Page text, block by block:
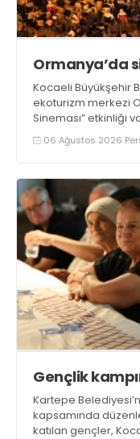
Ormanya’da
Kocaeli Büyükşehir
ekoturizm merkezi
Sineması” etkinliği
06 Ağustos 2026
Gençlik
Kartepe
kapsamında
katılan gençler,